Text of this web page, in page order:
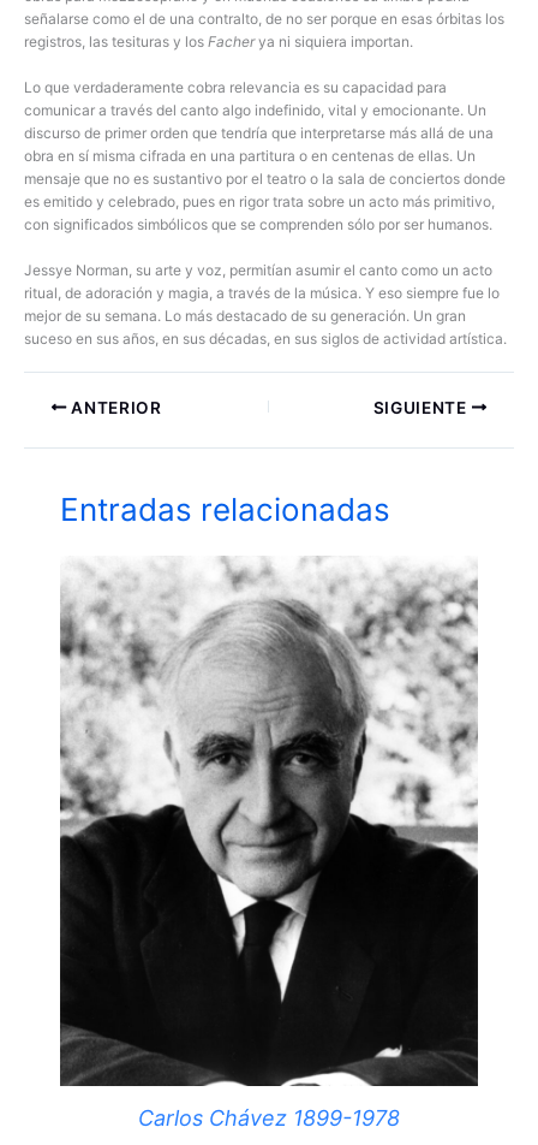
señalarse como el de una contralto, de no ser porque en esas órbitas los
registros, las tesituras y los Facherya ni siquiera importan.
Lo que verdaderamente cobra relevancia es su capacidad para
comunicar a través del canto algo indefinido, vital y emocionante. Un
discurso de primer orden que tendría que interpretarse más allá de una
obra en sí misma cifrada en una partitura o en centenas de ellas. Un
mensaje que no es sustantivo por el teatro o la sala de conciertos donde
es emitido y celebrado, pues en rigor trata sobre un acto más primitivo,
con significados simbólicos que se comprenden sólo por ser humanos.
Jessye Norman, su arte y voz, permitían asumir el canto como un acto
ritual, de adoración y magia, a través de la música. Y eso siempre fue lo
mejor de su semana. Lo más destacado de su generación. Un gran
suceso en sus años, en sus décadas, en sus siglos de actividad artística.
ANTERIOR SIGUIENTE
Entradas relacionadas
Carlos Chávez 1899-1978